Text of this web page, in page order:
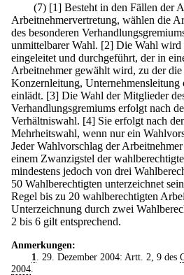
(7) [1] Besteht in den Fällen der
Arbeitnehmervertretung, wählen die
des besonderen
unmittelbarer Wahl. [2] Die Wahl wird
eingeleitet und durchgeführt, der in
Arbeitnehmer gewählt wird, zu der
Konzernleitung, Unternehmensleitung
einlädt. [3] Die Wahl der Mitglieder
Verhandlungsgremiums erfolgt nach
Verhältniswahl. [4] Sie erfolgt nach
Mehrheitswahl, wenn nur ein
Jeder Wahlvorschlag der
einem Zwanzigstel der
mindestens jedoch von drei
50 Wahlberechtigten unterzeichnet
Regel bis zu 20 wahlberechtigten
Unterzeichnung durch zwei
2 bis 6 gilt entsprechend.
Anmerkungen:
1
. 29. Dezember 2004: Artt. 2, 9 des
2004